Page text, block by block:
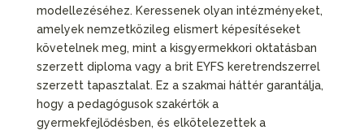
modellezéséhez. Keressenek olyan intézményeket,
amelyek nemzetközileg elismert képesítéseket
követelnek meg, mint a kisgyermekkori oktatásban
szerzett diploma vagy a brit EYFS keretrendszerrel
szerzett tapasztalat. Ez a szakmai háttér garantálja,
hogy a pedagógusok szakértők a
gyermekfejlődésben, és elkötelezettek a